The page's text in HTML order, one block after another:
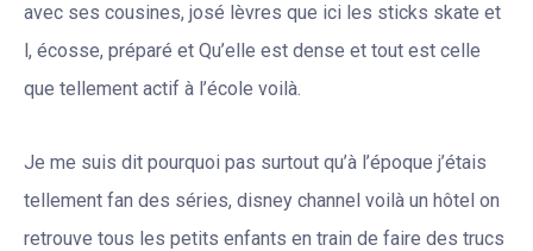
avec ses cousines, josé lèvres que ici les sticks skate et
l, écosse, préparé et Qu’elle est dense et tout est celle
que tellement actif à l’école voilà.
Je me suis dit pourquoi pas surtout qu’à l’époque j’étais
tellement fan des séries, disney channel voilà un hôtel on
retrouve tous les petits enfants en train de faire des trucs